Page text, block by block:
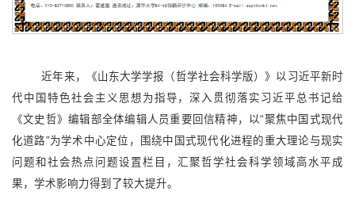
近年来，《山东大学学报（哲学社会科学版）》以习近平新时
代中国特色社会主义思想为指导，深入贯彻落实习近平总书记给
《文史哲》编辑部全体编辑人员重要回信精神，以“聚焦中国式现代
化道路”为学术中心定位，围绕中国式现代化进程的重大理论与现实
问题和社会热点问题设置栏目，汇聚哲学社会科学领域高水平成
果，学术影响力得到了较大提升。